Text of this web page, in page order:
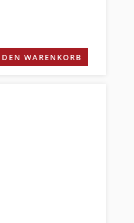
WARENKORB